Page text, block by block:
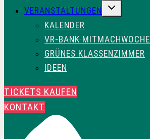
VERANSTALTUNGEN
UNTERMENÜ
KALENDER
VR-BANK MITMACHWOCHE
GRÜNES KLASSENZIMMER
IDEEN
TICKETS KAUFEN
KONTAKT